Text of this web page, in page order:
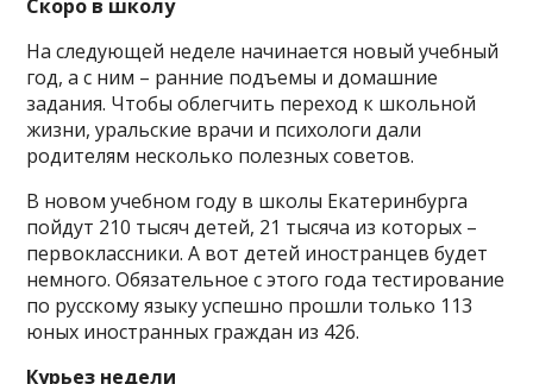
Скоро в школу
На следующей неделе начинается новый учебный
год, а с ним – ранние подъемы и домашние
задания. Чтобы облегчить переход к школьной
жизни, уральские врачи и психологи дали
родителям несколько полезных советов.
В новом учебном году в школы Екатеринбурга
пойдут 210 тысяч детей, 21 тысяча из которых –
первоклассники. А вот детей иностранцев будет
немного. Обязательное с этого года тестирование
по русскому языку успешно прошли только 113
юных иностранных граждан из 426.
Курьез недели